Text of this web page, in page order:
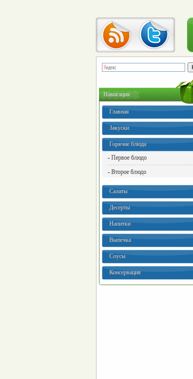
Навигация
Главная
Закуски
Горячие блюда
- Первое блюдо
- Второе блюдо
Салаты
Десерты
Напитки
Выпечка
Соусы
Консервация